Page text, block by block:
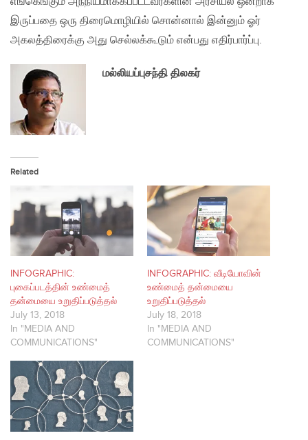
இருப்பதை ஒரு திரைமொழியில் சொன்னால் இன்னும் ஓர்
அகலத்திரைக்கு அது செல்லக்கூடும் என்பது எதிர்பார்ப்பு.
மல்லியப்புசந்தி திலகர்
Related
INFOGRAPHIC:
புகைப்படத்தின் உண்மைத்
தன்மையை உறுதிப்படுத்தல்
July 13, 2018
In "MEDIA AND
COMMUNICATIONS"
INFOGRAPHIC: வீடியோவின்
உண்மைத் தன்மையை
உறுதிப்படுத்தல்
July 18, 2018
In "MEDIA AND
COMMUNICATIONS"